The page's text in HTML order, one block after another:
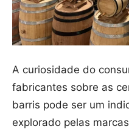
A curiosidade do
fabricantes sobre as
barris pode ser um
explorado pelas